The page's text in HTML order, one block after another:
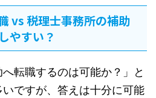
vs 税理士事務所の補助
やすい？
へ転職するのは可能か？」と
ですが、答えは十分に可能